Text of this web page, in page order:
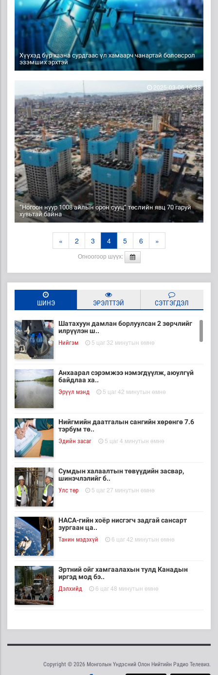
Хүүхэд бүр хаана сурдгаас үл хамаарч чанартай боловсрол
эзэмших эрхтэй
“Ногоон нуур 1008 айлын орон сууц” төслийн явц 70 гаруй
хувьтай байна
2025-03-06 10:38
« 2 3 4 5 6 »
Огноогоор шүүх:
ШИНЭ ЭРЭЛТТЭЙ СЭТГЭГДЭЛ
Шатахуун дамлан борлуулсан 2 зөрчлийг
илрүүлэн ш..
Нийгэм 5 цаг 32 минутын өмнө
Анхаарал сэрэмжээ нэмэгдүүлж, аюулгүй
байдлаа ха..
Эрүүл мэнд 5 цаг 42 минутын өмнө
Нийгмийн даатгалын сангийн хөрөнгө 7.6
тэрбум тө..
Эдийн засаг 5 цаг 4 минутын өмнө
Сумдын халаалтын төвүүдийн засвар,
шинэчлэлийг б..
Улс төр 5 цаг 27 минутын өмнө
НАСА-гийн хоёр нисгэгч задгай сансарт
зургаан ца..
Танин мэдэхүй 6 цаг 42 минутын өмнө
Эртний ойг хамгаалахын тулд Канадын
иргэд мод бэ..
Дэлхийд 6 цаг 48 минутын өмнө
Кибер халдлага, зөрчлийг E-Mongolia
Copyright © 2026 Монголын Үндэсний Олон Нийтийн Радио Телевиз.